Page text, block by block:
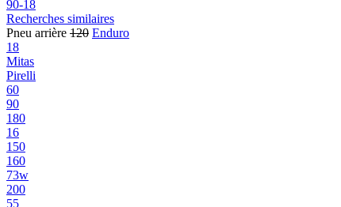
90-18
Recherches similaires
Pneu arrière 120 Enduro
18
Mitas
Pirelli
60
90
180
16
150
160
73w
200
55